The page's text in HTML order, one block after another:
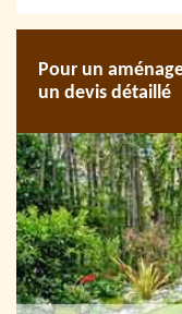
Pour un
un devis détaillé